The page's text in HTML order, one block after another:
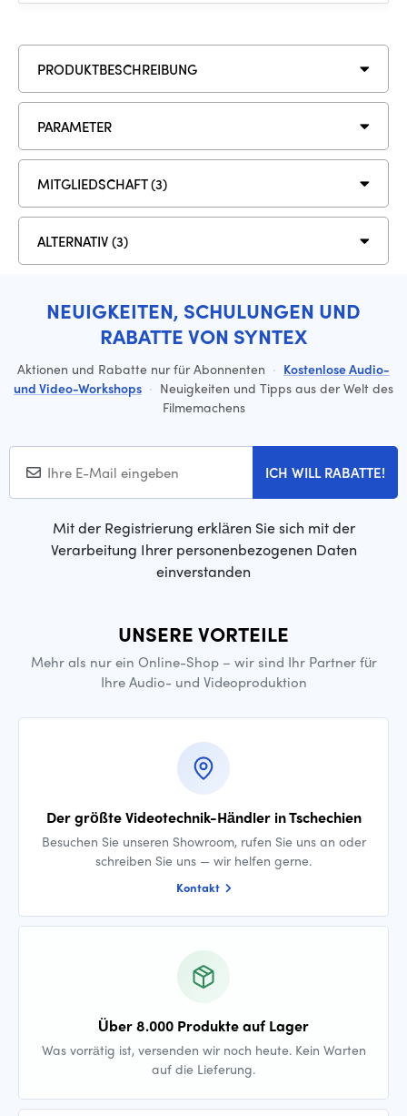
PRODUKTBESCHREIBUNG
PARAMETER
MITGLIEDSCHAFT (3)
ALTERNATIV (3)
NEUIGKEITEN, SCHULUNGEN UND
RABATTE VON SYNTEX
Aktionen und Rabatte nur für Abonnenten · Kostenlose Audio-
und Video-Workshops · Neuigkeiten und Tipps aus der Welt des
Filmemachens
ICH WILL RABATTE!
Mit der Registrierung erklären Sie sich mit der
Verarbeitung Ihrer personenbezogenen Daten
einverstanden
UNSERE VORTEILE
Mehr als nur ein Online-Shop – wir sind Ihr Partner für
Ihre Audio- und Videoproduktion
Der größte Videotechnik-Händler in Tschechien
Besuchen Sie unseren Showroom, rufen Sie uns an oder
schreiben Sie uns — wir helfen gerne.
Kontakt
Über 8.000 Produkte auf Lager
Was vorrätig ist, versenden wir noch heute. Kein Warten
auf die Lieferung.